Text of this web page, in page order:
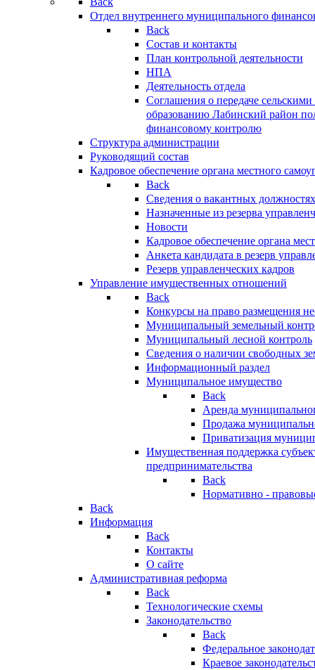
Отдел внутреннего муниципального
Back
Состав и контакты
План контрольной деятельности
НПА
Деятельность отдела
Соглашения о передаче
образованию Лабинский район
финансовому контролю
Структура администрации
Руководящий состав
Кадровое обеспечение органа местного
Back
Сведения о вакантных
Назначенные из резерва
Новости
Кадровое обеспечение органа
Анкета кандидата в резерв
Резерв управленческих кадров
Управление имущественных отношений
Back
Конкурсы на право размещения
Муниципальный земельный
Муниципальный лесной контроль
Сведения о наличии свободных
Информационный раздел
Муниципальное имущество
Back
Аренда
Продажа
Приватизация
Имущественная поддержка
предпринимательства
Back
Нормативно -
Back
Информация
Back
Контакты
О сайте
Административная реформа
Back
Технологические схемы
Законодательство
Back
Федеральное
Краевое